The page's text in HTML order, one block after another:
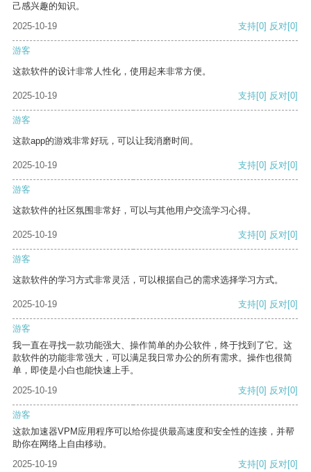
己感兴趣的知识。
2025-10-19
支持[0] 反对[0]
游客
这款软件的设计非常人性化，使用起来非常方便。
2025-10-19 支持[0] 反对[0]
游客
这款app的游戏非常好玩，可以让我消磨时间。
2025-10-19 支持[0] 反对[0]
游客
这款软件的社区氛围非常好，可以与其他用户交流学习心得。
2025-10-19 支持[0] 反对[0]
游客
这款软件的学习方式非常灵活，可以根据自己的需求选择学习方式。
2025-10-19 支持[0] 反对[0]
游客
我一直在寻找一款功能强大、操作简单的办公软件，终于找到了它。这
款软件的功能非常强大，可以满足我日常办公的所有需求。操作也很简
单，即使是小白也能快速上手。
2025-10-19
支持[0] 反对[0]
游客
这款加速器VPM应用程序可以给你提供最高速度和安全性的连接，并帮
助你在网络上自由移动。
2025-10-19
支持[0] 反对[0]